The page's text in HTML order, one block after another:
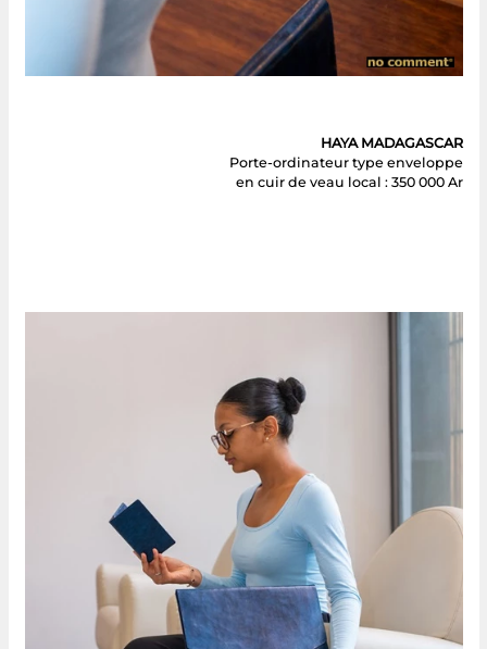
HAYA MADAGASCAR
Porte-ordinateur type enveloppe
en cuir de veau local : 350 000 Ar